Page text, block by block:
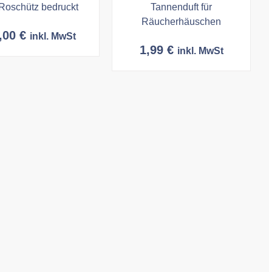
bedruckt
€ inkl. MwSt
Tannenduft für
Räucherhäuschen
1,99 € inkl. MwSt